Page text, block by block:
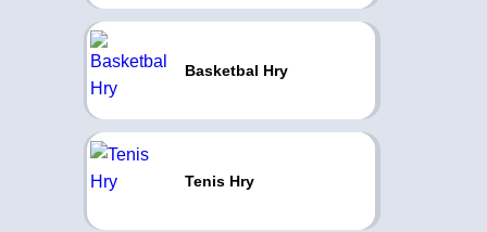
Basketbal Hry
Tenis Hry